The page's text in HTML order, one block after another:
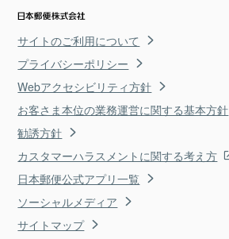
サイトのご利用について
プライバシーポリシー
Webアクセシビリティ方針
お客さま本位の業務運営に関する基本方針
勧誘方針
カスタマーハラスメントに関する考え方
日本郵便公式アプリ一覧
ソーシャルメディア
サイトマップ